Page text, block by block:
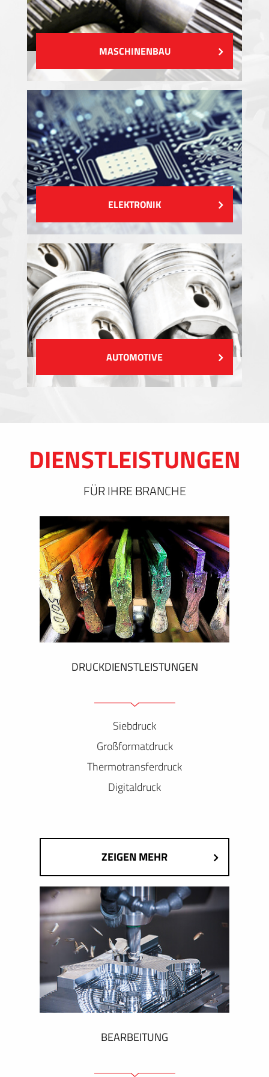
MASCHINENBAU
ELEKTRONIK
AUTOMOTIVE
DIENSTLEISTUNGEN
FÜR IHRE BRANCHE
DRUCKDIENSTLEISTUNGEN
Siebdruck
Großformatdruck
Thermotransferdruck
Digitaldruck
ZEIGEN MEHR
BEARBEITUNG